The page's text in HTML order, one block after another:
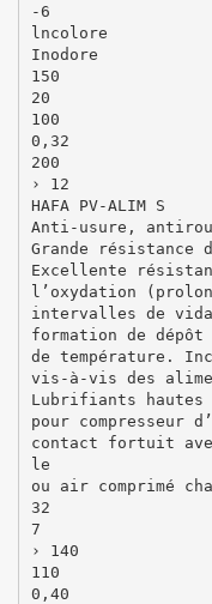
-6
lncolore
Inodore
150
20
100
0,32
200
› 12
HAFA PV-ALIM S
Anti-usure,
Grande résistance
Excellente
l’oxydation
intervalles de
formation de dépôt
de température.
vis-à-vis des
Lubrifiants hautes
pour compresseur
contact fortuit
le
ou air comprimé
32
7
› 140
110
0,40